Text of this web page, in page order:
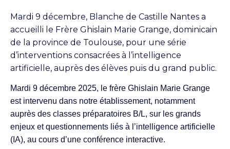
Mardi 9 décembre, Blanche de Castille Nantes a
accueilli le Frère Ghislain Marie Grange, dominicain
de la province de Toulouse, pour une série
d’interventions consacrées à l’intelligence
artificielle, auprès des élèves puis du grand public.
Mardi 9 décembre 2025, le frère Ghislain Marie Grange
est intervenu dans notre établissement, notamment
auprès des classes préparatoires B/L, sur les grands
enjeux et questionnements liés à l’intelligence artificielle
(IA), au cours d’une conférence interactive.